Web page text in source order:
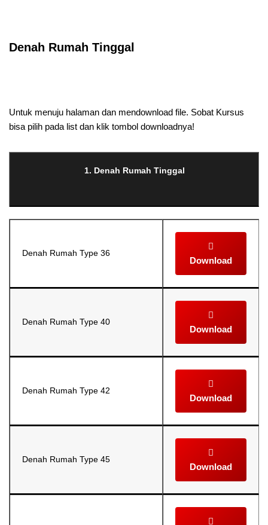
Denah Rumah Tinggal
Untuk menuju halaman dan mendownload file. Sobat Kursus
bisa pilih pada list dan klik tombol downloadnya!
1. Denah Rumah Tinggal
Denah Rumah Type 36
Download
Denah Rumah Type 40
Download
Denah Rumah Type 42
Download
Denah Rumah Type 45
Download